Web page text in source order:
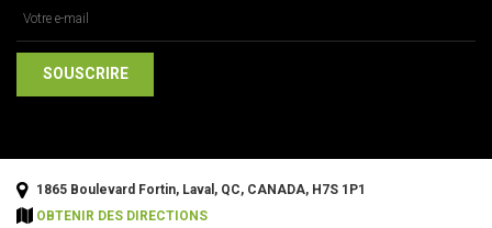
1865 Boulevard Fortin, Laval, QC, CANADA, H7S 1P1
OBTENIR DES DIRECTIONS